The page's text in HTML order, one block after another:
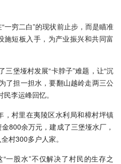
一穷二白”的现状前止步，而是瞄准
施短板入手，为产业振兴和共同富
三堡垭村发展“卡脖子”难题，让“沉
了担一担水，要翻山越岭走两三公
李运峰回忆。
，村里在夷陵区水利局和樟村坪镇
800余万元，建成了三堡垭水厂，
村300多户人家。
“一股水”不仅解决了村民的生存之